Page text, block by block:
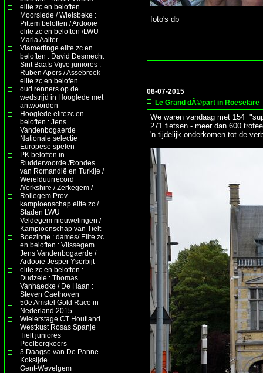
elite zc en beloften
Moorslede / Wielsbeke :
Pittem beloften / Ardooie
elite zc en beloften /LWU
Maria Aalter
Vlamertinge elite zc en
beloften : David Desmecht
Sint Baafs Vijve juniores :
Ruben Apers / Assebroek
elite zc en belofen
oud renners op de
wedstrijd in Hooglede met
antwoorden
Hooglede elitezc en
beloften : Jens
Vandenbogaerde
Nationale selectie
Europese spelen
PK beloften in
Ruddervoorde /Rondes
van Romandië en Turkije /
Werelduurrecord
/Yorkshire / Zerkegem /
Rollegem Prov.
kampioenschap elite zc /
Staden LWU
Veldegem nieuwelingen /
Kampioenschap van Tielt
Boezinge : dames/ Elite zc
en beloften : Vlissegem
Jens Vandenbogaerde /
Ardooie Jesper Yserbijt
elite zc en beloften :
Dudzele : Thomas
Vanhaecke / De Haan :
Steven Caethoven
50e Amstel Gold Race in
Nederland 2015
Wielerstage CT Houtland
Westkust Rosas Spanje
Tielt juniores
Poelbergkoers
3 Daagse van De Panne-
Koksijde
Gent-Wevelgem
foto's db
08-07-2015
Le Grand dÃ©part in Roeselare
We waren vandaag met 154
271 fietsen - meer dan 600
'n tijdelijk onderkomen tot de